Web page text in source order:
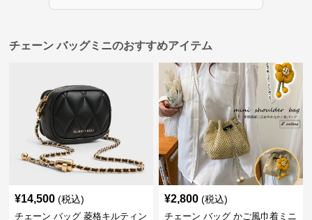
チェーン バッグミニのおすすめアイテム
¥14,500 (税込)
チェーン バッグ 菱格キルティン
¥2,800 (税込)
チェーン バッグ かご風巾着ミニ